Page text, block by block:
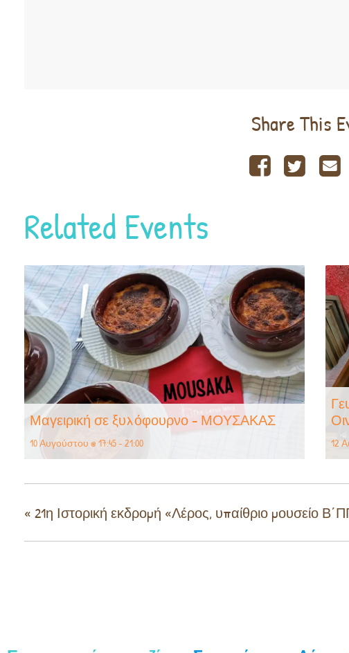
Share This
Related Events
Μαγειρική σε ξυλόφουρνο – ΜΟΥΣΑΚΑΣ
10 Αυγούστου @ 17:45- 21:00 12
« 21η Ιστορική εκδρομή «Λέρος, υπαίθριο μουσείο